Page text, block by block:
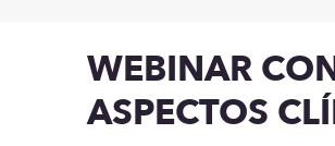
Asesoría jurídica
Especialidades
WEBINAR
ASPECTOS